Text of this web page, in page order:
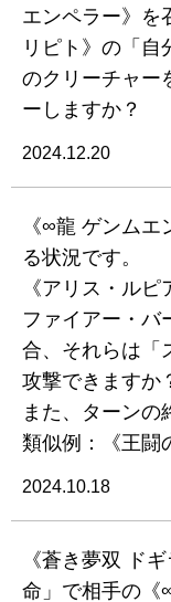
エンペラー》を
リピト》の「自
のクリーチャー
ーしますか？
2024.12.20
《∞龍 ゲンム
る状況です。
《アリス・ル
ファイアー・バ
合、それらは「
攻撃できますか
また、ターンの
類似例：《王闘
2024.10.18
《蒼き夢双 ド
命」で相手の《